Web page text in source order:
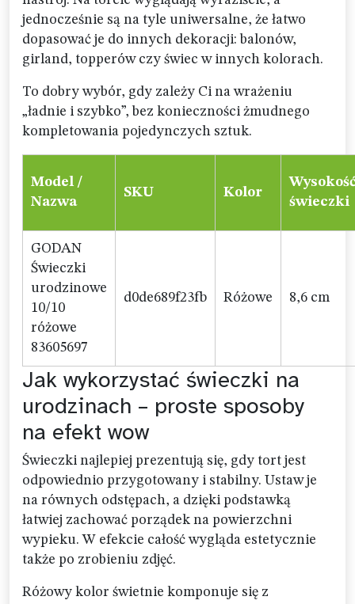
jednocześnie są na tyle uniwersalne, że łatwo
dopasować je do innych dekoracji: balonów,
girland, topperów czy świec w innych kolorach.
To dobry wybór, gdy zależy Ci na wrażeniu
„ładnie i szybko”, bez konieczności żmudnego
kompletowania pojedynczych sztuk.
Model /
Nazwa
SKU Kolor
świeczki
GODAN
Świeczki
urodzinowe
10/10
różowe
83605697
d0de689f23fb Różowe 8,6 cm
Jak wykorzystać świeczki na
urodzinach – proste sposoby
na efekt wow
Świeczki najlepiej prezentują się, gdy tort jest
odpowiednio przygotowany i stabilny. Ustaw je
na równych odstępach, a dzięki podstawką
łatwiej zachować porządek na powierzchni
wypieku. W efekcie całość wygląda estetycznie
także po zrobieniu zdjęć.
Różowy kolor świetnie komponuje się z